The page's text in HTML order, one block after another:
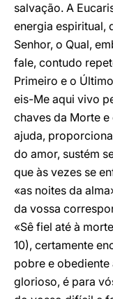
salvação. A
energia espiritual,
Senhor, o Qual,
fale, contudo
Primeiro e o
eis-Me aqui vivo
chaves da Morte
ajuda,
do amor, sustém
que às vezes se
«as noites da
da vossa
«Sê fiel até à
10), certamente
pobre e obediente
glorioso, é para